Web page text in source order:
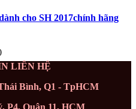
cho SH 2017chính hãng
LIÊN HỆ
Bình, Q1 - TpHCM
P4, Quận 11, HCM